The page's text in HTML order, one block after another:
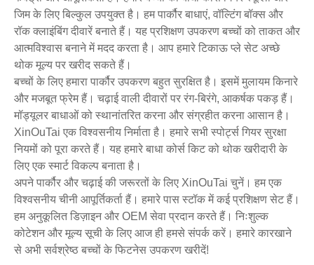
जिम के लिए बिल्कुल उपयुक्त है। हम पार्कौर बाधाएं, वॉल्टिंग बॉक्स और
रॉक क्लाइंबिंग दीवारें बनाते हैं। यह प्रशिक्षण उपकरण बच्चों को ताकत और
आत्मविश्वास बनाने में मदद करता है। आप हमारे टिकाऊ प्ले सेट अच्छे
थोक मूल्य पर खरीद सकते हैं।
बच्चों के लिए हमारा पार्कौर उपकरण बहुत सुरक्षित है। इसमें मुलायम किनारे
और मजबूत फ्रेम हैं। चढ़ाई वाली दीवारों पर रंग-बिरंगे, आकर्षक पकड़ हैं।
मॉड्यूलर बाधाओं को स्थानांतरित करना और संग्रहीत करना आसान है।
XinOuTai एक विश्वसनीय निर्माता है। हमारे सभी स्पोर्ट्स गियर सुरक्षा
नियमों को पूरा करते हैं। यह हमारे बाधा कोर्स किट को थोक खरीदारी के
लिए एक स्मार्ट विकल्प बनाता है।
अपने पार्कौर और चढ़ाई की जरूरतों के लिए XinOuTai चुनें। हम एक
विश्वसनीय चीनी आपूर्तिकर्ता हैं। हमारे पास स्टॉक में कई प्रशिक्षण सेट हैं।
हम अनुकूलित डिज़ाइन और OEM सेवा प्रदान करते हैं। निःशुल्क
कोटेशन और मूल्य सूची के लिए आज ही हमसे संपर्क करें। हमारे कारखाने
से अभी सर्वश्रेष्ठ बच्चों के फिटनेस उपकरण खरीदें!